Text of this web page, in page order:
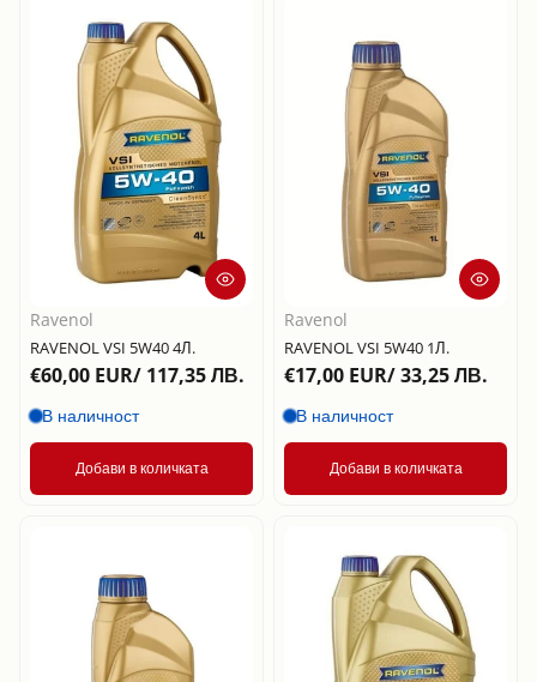
Ravenol
RAVENOL VSI 5W40 4Л.
€60,00 EUR/ 117,35 ЛВ.
В наличност
Добави в количката
Ravenol
RAVENOL VSI 5W40 1Л.
€17,00 EUR/ 33,25 ЛВ.
В наличност
Добави в количката